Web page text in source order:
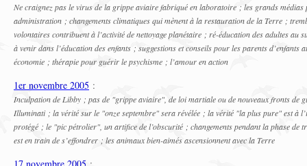
Ne craignez pas le virus de la grippe aviaire fabriqué en laboratoire ; les grands
administration ; changements climatiques qui mènent à la restauration de la Terre ;
volontaires contribuent à l’activité de nettoyage planétaire ; ré-éducation des adultes au
à venir dans l’éducation des enfants ; suggestions et conseils pour les parents d’enfants
économie ; thérapie pour guérir le psychisme ; l’amour en action
1er novembre 2005 :
Inculpation de Libby ; pas de "grippe aviaire", de loi martiale ou de nouveaux fronts de
Illuminati ; la vérité sur le "onze septembre" sera révélée ; la vérité "la plus pure" est à
protégé ; le "pic pétrolier", un artifice de l’obscurité ; changements pendant la phase de
est en train de s’effondrer ; les animaux bien-aimés ascensionnent avec la Terre